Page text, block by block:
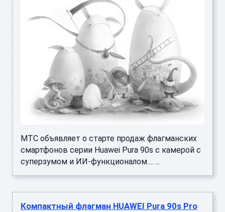
МТС объявляет о старте продаж флагманских
смартфонов серии Huawei Pura 90s с камерой с
суперзумом и ИИ-функционалом.... ...
Компактный флагман HUAWEI Pura 90s Pro